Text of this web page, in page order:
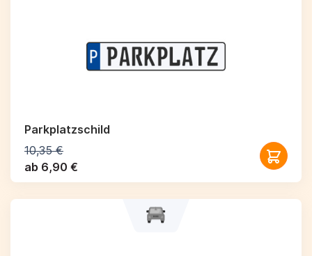
Parkplatzschild
10,35 €
ab 6,90 €